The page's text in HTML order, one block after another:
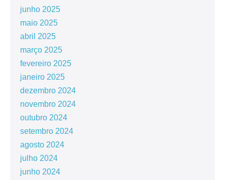
junho 2025
maio 2025
abril 2025
março 2025
fevereiro 2025
janeiro 2025
dezembro 2024
novembro 2024
outubro 2024
setembro 2024
agosto 2024
julho 2024
junho 2024